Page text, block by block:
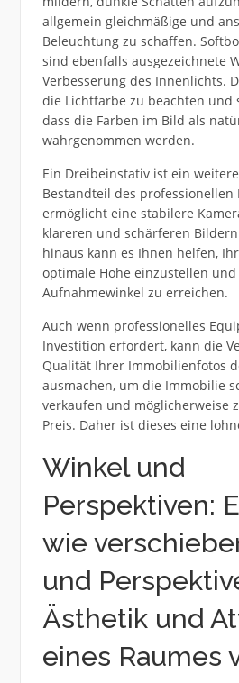
allgemein gleichmäßige und
Beleuchtung zu schaffen.
sind ebenfalls ausgezeichnete
Verbesserung des Innenlichts.
die Lichtfarbe zu beachten und
dass die Farben im Bild als
wahrgenommen werden.
Ein Dreibeinstativ ist ein
Bestandteil des professionellen
ermöglicht eine stabilere
klareren und schärferen
hinaus kann es Ihnen helfen,
optimale Höhe einzustellen und
Aufnahmewinkel zu erreichen.
Auch wenn professionelles
Investition erfordert, kann die
Qualität Ihrer Immobilienfotos
ausmachen, um die Immobilie
verkaufen und möglicherweise
Preis. Daher ist dieses eine
Winkel und
Perspektiven:
wie
und
Ästhetik und
eines Raumes